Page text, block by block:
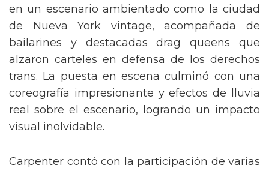
en un escenario ambientado como la ciudad
de Nueva York vintage, acompañada de
bailarines y destacadas drag queens que
alzaron carteles en defensa de los derechos
trans. La puesta en escena culminó con una
coreografía impresionante y efectos de lluvia
real sobre el escenario, logrando un impacto
visual inolvidable.
Carpenter contó con la participación de varias